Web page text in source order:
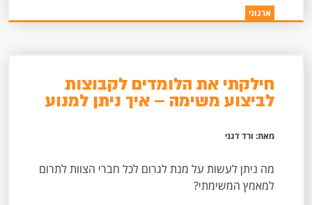
ארגוני
חילקתי את הלומדים לקבוצות
לביצוע משימה – איך ניתן למנוע
תורמים דבר לקבוצה?
מאת: ורד דגני
מה ניתן לעשות על מנת לגרום לכל חברי הצוות לתרום
למאמץ המשימתי?